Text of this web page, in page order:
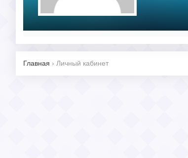
Главная › Личный кабинет